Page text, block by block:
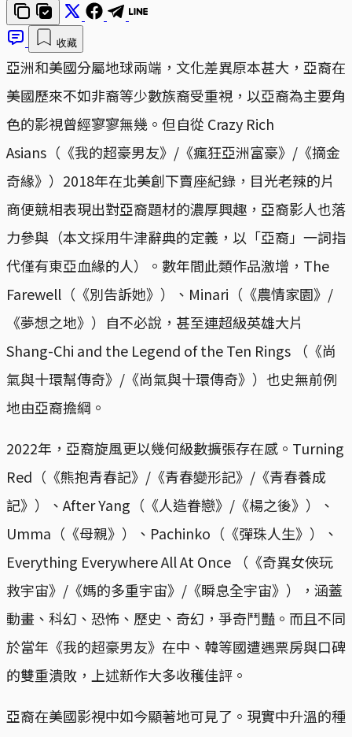
收藏
亞洲和美國分屬地球兩端，文化差異原本甚大，亞裔在
美國歷來不如非裔等少數族裔受重視，以亞裔為主要角
色的影視曾經寥寥無幾。但自從 Crazy Rich
Asians（《我的超豪男友》/《瘋狂亞洲富豪》/《摘金
奇緣》）2018年在北美創下賣座紀錄，目光老辣的片
商便競相表現出對亞裔題材的濃厚興趣，亞裔影人也落
力參與（本文採用牛津辭典的定義，以「亞裔」一詞指
代僅有東亞血緣的人）。數年間此類作品激增，The
Farewell（《別告訴她》）、Minari（《農情家園》/
《夢想之地》）自不必說，甚至連超級英雄大片
Shang-Chi and the Legend of the Ten Rings （《尚
氣與十環幫傳奇》/《尚氣與十環傳奇》）也史無前例
地由亞裔擔綱。
2022年，亞裔旋風更以幾何級數擴張存在感。Turning
Red（《熊抱青春記》/《青春變形記》/《青春養成
記》）、After Yang（《人造眷戀》/《楊之後》）、
Umma（《母親》）、Pachinko（《彈珠人生》）、
Everything Everywhere All At Once （《奇異女俠玩
救宇宙》/《媽的多重宇宙》/《瞬息全宇宙》），涵蓋
動畫、科幻、恐怖、歷史、奇幻，爭奇鬥豔。而且不同
於當年《我的超豪男友》在中、韓等國遭遇票房與口碑
的雙重潰敗，上述新作大多收穫佳評。
亞裔在美國影視中如今顯著地可見了。現實中升溫的種